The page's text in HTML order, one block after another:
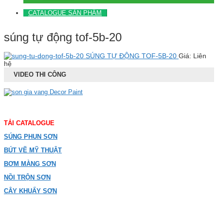
CATALOGUE SẢN PHẨM
súng tự động tof-5b-20
SÚNG TỰ ĐỘNG TOF-5B-20 Giá: Liên
hệ
VIDEO THI CÔNG
TẢI CATALOGUE
SÚNG PHUN SƠN
BÚT VẼ MỸ THUẬT
BƠM MÀNG SƠN
NỒI TRỘN SƠN
CÂY KHUẤY SƠN